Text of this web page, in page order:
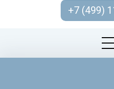
+7 (499)